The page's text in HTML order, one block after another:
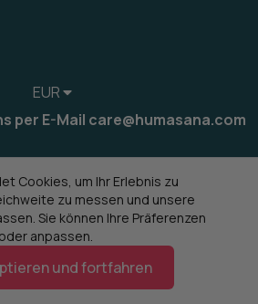
EUR
per E-Mail care@humasana.com
Cookies verwalten
Cookies, um Ihr Erlebnis zu
zu messen und unsere
Sie können Ihre Präferenzen
anpassen.
und fortfahren